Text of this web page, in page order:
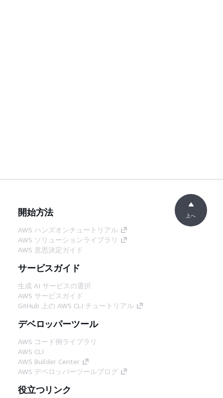
開始方法
AWS ハンズオンチュートリアル
AWS ソリューションライブラリ
AWS 意思決定ガイド
サービスガイド
生成 AI サービスの選択
AWS サービスガイド
GitHub 上の AWS CLI チュートリアル
デベロッパーツール
AWS コード例ライブラリ
AWS CLI
AWS Builder Center
AWS デベロッパーツールブログ
役立つリンク
上へ